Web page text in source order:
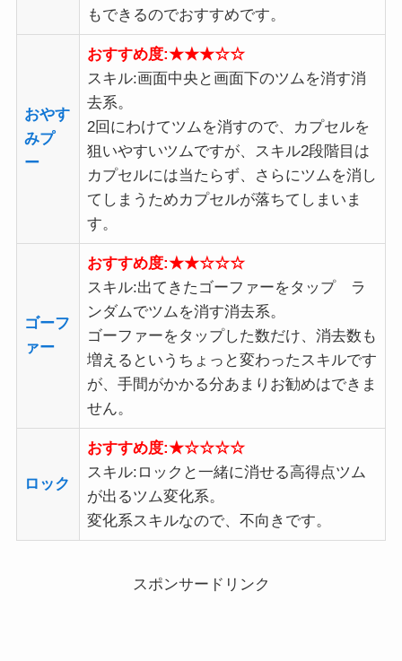
もできるのでおすすめです。
おやす
みプ
ー
おすすめ度:★★★☆☆
スキル:画面中央と画面下のツムを消す消
去系。
2回にわけてツムを消すので、カプセルを
狙いやすいツムですが、スキル2段階目は
カプセルには当たらず、さらにツムを消し
てしまうためカプセルが落ちてしまいま
す。
ゴーフ
ァー
おすすめ度:★★☆☆☆
スキル:出てきたゴーファーをタップ ラ
ンダムでツムを消す消去系。
ゴーファーをタップした数だけ、消去数も
増えるというちょっと変わったスキルです
が、手間がかかる分あまりお勧めはできま
せん。
ロック
おすすめ度:★☆☆☆☆
スキル:ロックと一緒に消せる高得点ツム
が出るツム変化系。
変化系スキルなので、不向きです。
スポンサードリンク